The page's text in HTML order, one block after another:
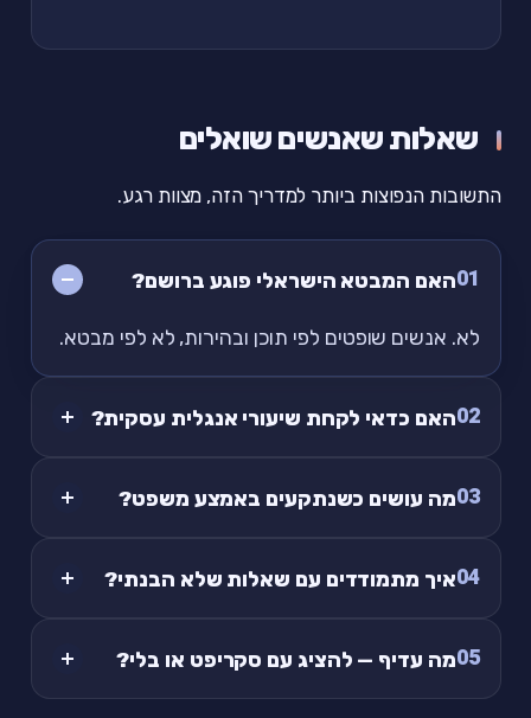
שאלות שאנשים שואלים
התשובות הנפוצות ביותר למדריך הזה, מצוות רגע.
01האם המבטא הישראלי פוגע ברושם?
לא. אנשים שופטים לפי תוכן ובהירות, לא לפי מבטא.
02האם כדאי לקחת שיעורי אנגלית עסקית?
03מה עושים כשנתקעים באמצע משפט?
04איך מתמודדים עם שאלות שלא הבנתי?
05מה עדיף — להציג עם סקריפט או בלי?